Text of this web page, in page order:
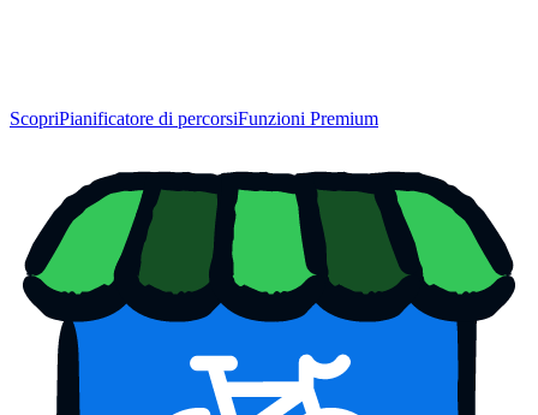
ScopriPianificatore di percorsiFunzioni Premium